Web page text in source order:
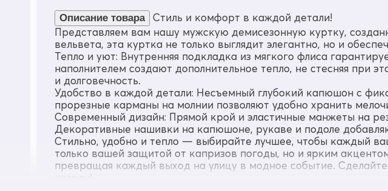
флис/полиэстер
Материал наполнителя
Синтепон
Плотность утеплителя (г/кв.м)
70
Диапазон температуры С°
от +12° до - 3°
Утеплитель гр
от 50 до 120
Рост
от 150 до 195
Воротник
Описание товара
Стиль и комфорт в каждой детали!
Представляем вам нашу мужскую демисезонную куртку,
вельвета, эта куртка не только выглядит элегантно, но и
Тепло и уют: Внутренняя подкладка из мягкого флиса
наполнителем создают дополнительное тепло, не стесняя при
и долговечность.
Удобство в каждой детали: Несъемный глубокий капюшон с
прорезные карманы на молнии позволяют удобно хранить
Современный дизайн: Прямой крой и эластичные манжеты на
Декоративные нашивки на капюшоне, рукаве и подоле
Стильно, удобно и тепло — выбирайте лучшее, чтобы каждый
только вашей защитой от капризов погоды, но и ярким
превращая каждый выход на улицу в модное событие.
погоду!